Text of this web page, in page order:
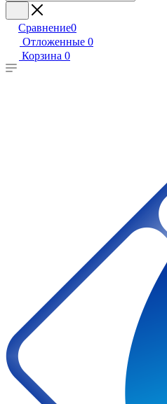
Сравнение0
Отложенные 0
Корзина 0